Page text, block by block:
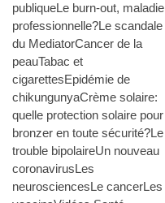
publiqueLe burn-out, maladie
professionnelle?Le scandale
du MediatorCancer de la
peauTabac et
cigarettesEpidémie de
chikungunyaCrème solaire:
quelle protection solaire pour
bronzer en toute sécurité?Le
trouble bipolaireUn nouveau
coronavirusLes
neurosciencesLe cancerLes